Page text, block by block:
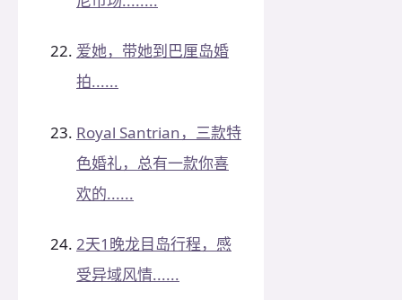
爱她，带她到巴厘岛婚
拍......
Royal Santrian，三款特
色婚礼，总有一款你喜
欢的......
2天1晚龙目岛行程，感
受异域风情......